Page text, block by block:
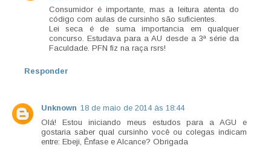
Consumidor é importante, mas a leitura atenta do
código com aulas de cursinho são suficientes.
Lei seca é de suma importancia em qualquer
concurso. Estudava para a AU desde a 3ª série da
Faculdade. PFN fiz na raça rsrs!
Responder
Unknown 18 de maio de 2014 às 18:44
Olá! Estou iniciando meus estudos para a AGU e
gostaria saber qual cursinho você ou colegas indicam
entre: Ebeji, Ênfase e Alcance? Obrigada